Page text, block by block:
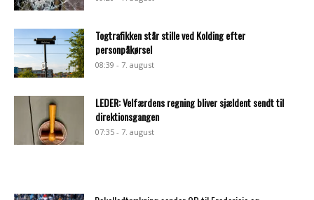
Togtrafikken står stille ved Kolding efter
personpåkørsel
08:39 - 7. august
LEDER: Velfærdens regning bliver sjældent sendt til
direktionsgangen
07:35 - 7. august